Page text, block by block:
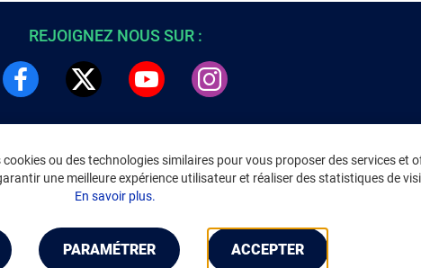
ou des technologies similaires pour vous proposer des services et
une meilleure expérience utilisateur et réaliser des statistiques de
En savoir plus.
PARAMÉTRER ACCEPTER
REJOIGNEZ NOUS SUR :
INFORMATIONS LÉGALES
Environnement
CGV/CGU Marketplace
Gérer mes cookies
Mentions légales